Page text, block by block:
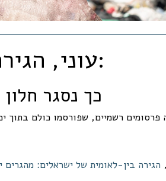
עוני, הגירה שלילית וקריסת הילודה:
כך נסגר
פרסומים רשמיים, שפורסמו כולם בתוך
הגירה בין-לאומית של ישראלים: מהגרים ,